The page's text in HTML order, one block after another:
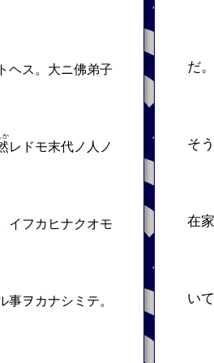
ヘス。大ニ佛弟子
か
レドモ末代ノ人ノ
イフカヒナクオモ
事ヲカナシミテ。
だ
そ
在
い